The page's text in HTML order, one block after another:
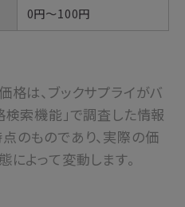
0円～100円
は、ブックサプライがバ
検索機能」で調査した情報
のものであり、実際の価
によって変動します。